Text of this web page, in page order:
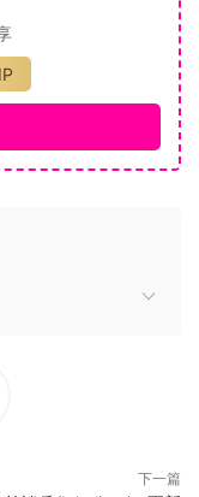
，成为国王，踏上
2：君主
渴望，展现一个生动
现在加入正是时
富、征服、阴谋、
。
深度的宗教、外
非和亚洲一部分的王
下一篇